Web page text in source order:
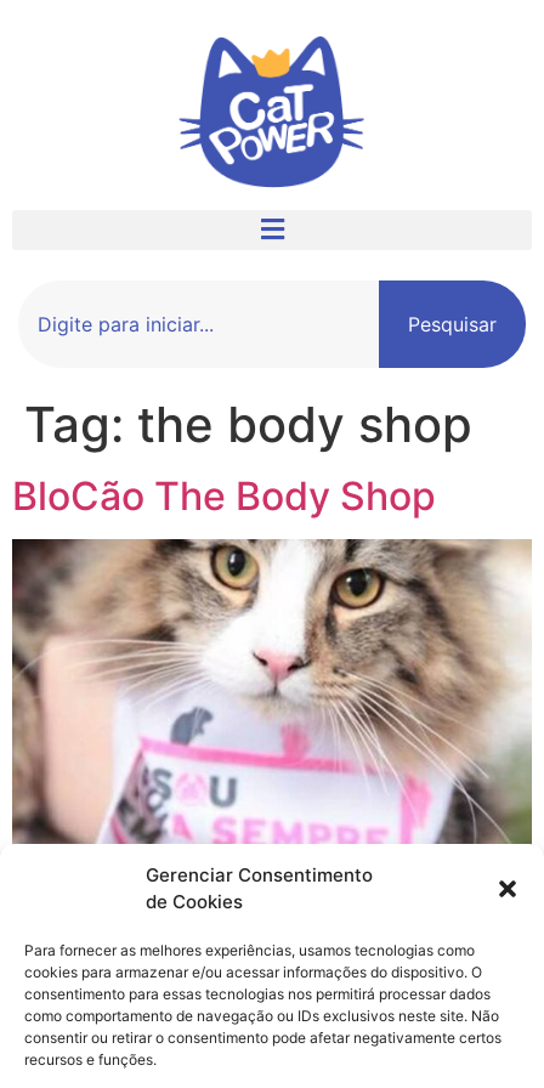
Gerenciar Consentimento
de Cookies
Para fornecer as melhores experiências, usamos tecnologias como
cookies para armazenar e/ou acessar informações do dispositivo. O
consentimento para essas tecnologias nos permitirá processar dados
como comportamento de navegação ou IDs exclusivos neste site. Não
consentir ou retirar o consentimento pode afetar negativamente certos
recursos e funções.
Pesquisar
Tag: the body shop
BloCão The Body Shop
da The Body Shop, um BloCão um pouco diferente e
consciente para lutarmos juntos pelo fim dos testes em
animais com finalidades cosméticas no mundo inteiro.
Para quem ainda não sabe, a The Body Shop foi
pioneira na luta contra testes em animais